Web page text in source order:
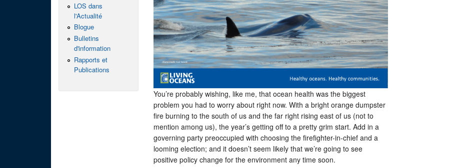
You’re probably wishing, like me, that ocean health was the biggest
problem you had to worry about right now. With a bright orange dumpster
fire burning to the south of us and the far right rising east of us (not to
mention among us), the year’s getting off to a pretty grim start. Add in a
governing party preoccupied with choosing the firefighter-in-chief and a
looming election; and it doesn’t seem likely that we’re going to see
positive policy change for the environment any time soon.
LOS dans
l'Actualité
Blogue
Bulletins
d'information
Rapports et
Publications